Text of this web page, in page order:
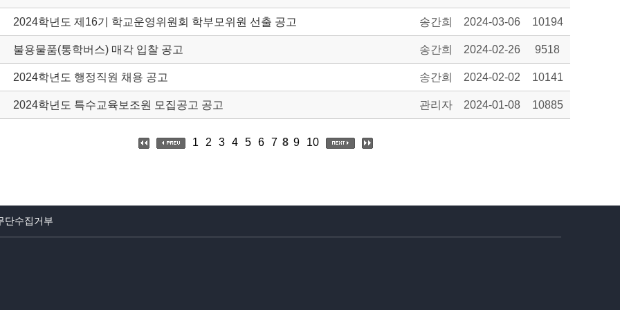
2024학년도 제16기 학교운영위원회 학부모위원 선출 공고 송간희 2024-03-06 10194
불용물품(통학버스) 매각 입찰 공고 송간희 2024-02-26 9518
2024학년도 행정직원 채용 공고 송간희 2024-02-02 10141
2024학년도 특수교육보조원 모집공고 공고 관리자 2024-01-08 10885
1 2 3 4 5 6 7 8 9 10
단수집거부